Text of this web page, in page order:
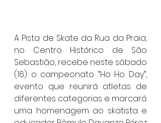
A Pista de Skate da Rua da Praia,
no Centro Histórico de São
Sebastião, recebe neste sábado
(16) o campeonato “Ho Ho Day”,
evento que reunirá atletas de
diferentes categorias e marcará
uma homenagem ao skatista e